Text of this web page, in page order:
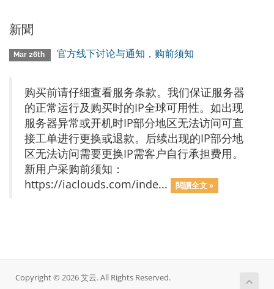
新聞
Mar 26th 官方线下讨论与通知，购前须知
购买前请仔细查看服务条款。我们保证服务器
的正常运行及购买时的IP全球可用性。如出现
服务器异常或开机时IP部分地区无法访问可直
接工单进行更换或退款。后续出现的IP部分地
区无法访问需要更换IP需客户自行承担费用。
新用户采购前须知：
https://iaclouds.com/inde...
閱讀全文 »
Copyright © 2026 艾云. All Rights Reserved.